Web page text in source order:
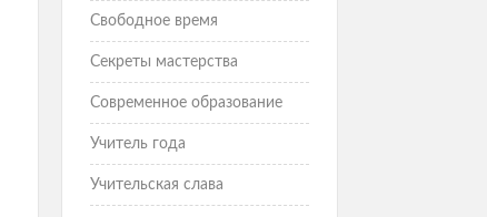
Свободное время
Секреты мастерства
Современное образование
Учитель года
Учительская слава